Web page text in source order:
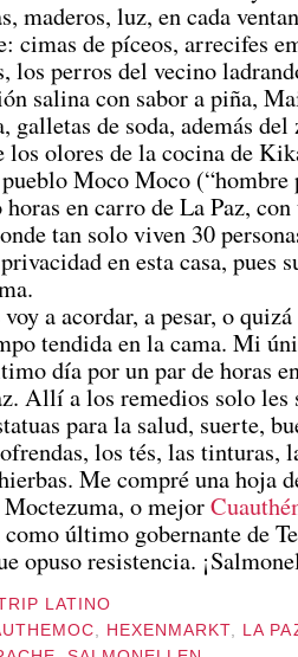
maderos, luz, en cada
cimas de píceos, arrecifes
los perros del vecino
salina con sabor a piña,
galletas de soda, además
olores de la cocina de
Moco Moco (“hombre
horas en carro de La Paz,
tan solo viven 30
en esta casa, pues
a acordar, a pesar, o
tendida en la cama. Mi
día por un par de horas
Allí a los remedios solo les
para la salud, suerte,
los tés, las tinturas,
Me compré una hoja
o mejor
último gobernante de
opuso resistencia.
LATINO
, HEXENMARKT, LA